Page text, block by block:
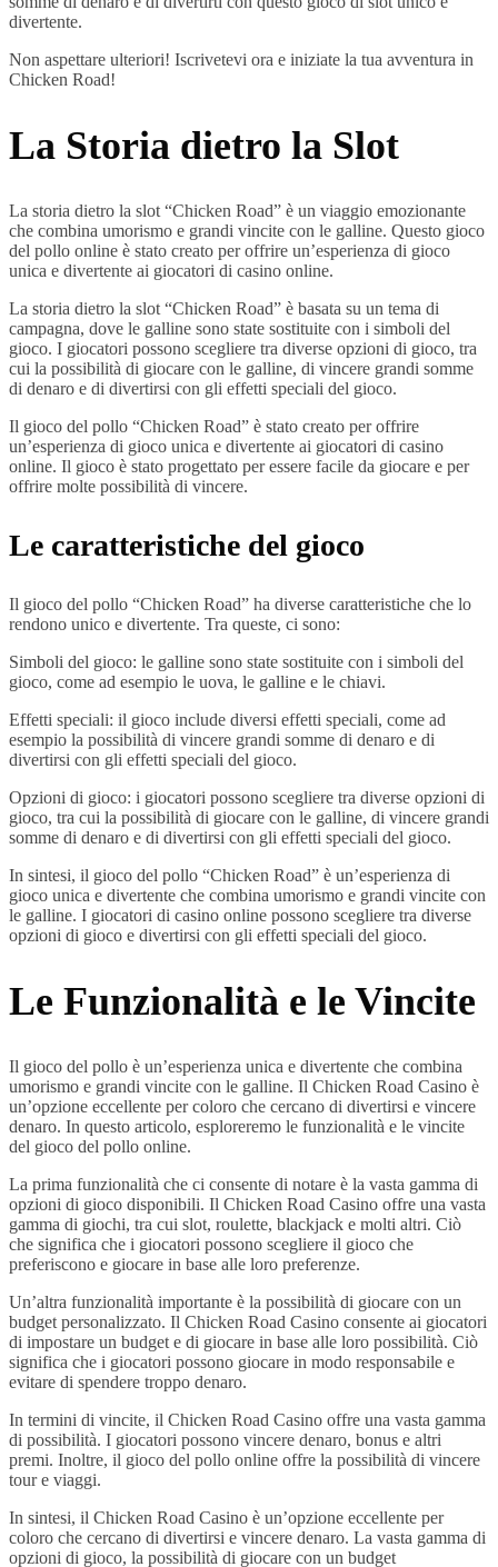
divertente.
Non aspettare ulteriori! Iscrivetevi ora e iniziate la tua avventura in
Chicken Road!
La Storia dietro la Slot
La storia dietro la slot “Chicken Road” è un viaggio emozionante
che combina umorismo e grandi vincite con le galline. Questo gioco
del pollo online è stato creato per offrire un’esperienza di gioco
unica e divertente ai giocatori di casino online.
La storia dietro la slot “Chicken Road” è basata su un tema di
campagna, dove le galline sono state sostituite con i simboli del
gioco. I giocatori possono scegliere tra diverse opzioni di gioco, tra
cui la possibilità di giocare con le galline, di vincere grandi somme
di denaro e di divertirsi con gli effetti speciali del gioco.
Il gioco del pollo “Chicken Road” è stato creato per offrire
un’esperienza di gioco unica e divertente ai giocatori di casino
online. Il gioco è stato progettato per essere facile da giocare e per
offrire molte possibilità di vincere.
Le caratteristiche del gioco
Il gioco del pollo “Chicken Road” ha diverse caratteristiche che lo
rendono unico e divertente. Tra queste, ci sono:
Simboli del gioco: le galline sono state sostituite con i simboli del
gioco, come ad esempio le uova, le galline e le chiavi.
Effetti speciali: il gioco include diversi effetti speciali, come ad
esempio la possibilità di vincere grandi somme di denaro e di
divertirsi con gli effetti speciali del gioco.
Opzioni di gioco: i giocatori possono scegliere tra diverse opzioni di
gioco, tra cui la possibilità di giocare con le galline, di vincere grandi
somme di denaro e di divertirsi con gli effetti speciali del gioco.
In sintesi, il gioco del pollo “Chicken Road” è un’esperienza di
gioco unica e divertente che combina umorismo e grandi vincite con
le galline. I giocatori di casino online possono scegliere tra diverse
opzioni di gioco e divertirsi con gli effetti speciali del gioco.
Le Funzionalità e le Vincite
Il gioco del pollo è un’esperienza unica e divertente che combina
umorismo e grandi vincite con le galline. Il Chicken Road Casino è
un’opzione eccellente per coloro che cercano di divertirsi e vincere
denaro. In questo articolo, esploreremo le funzionalità e le vincite
del gioco del pollo online.
La prima funzionalità che ci consente di notare è la vasta gamma di
opzioni di gioco disponibili. Il Chicken Road Casino offre una vasta
gamma di giochi, tra cui slot, roulette, blackjack e molti altri. Ciò
che significa che i giocatori possono scegliere il gioco che
preferiscono e giocare in base alle loro preferenze.
Un’altra funzionalità importante è la possibilità di giocare con un
budget personalizzato. Il Chicken Road Casino consente ai giocatori
di impostare un budget e di giocare in base alle loro possibilità. Ciò
significa che i giocatori possono giocare in modo responsabile e
evitare di spendere troppo denaro.
In termini di vincite, il Chicken Road Casino offre una vasta gamma
di possibilità. I giocatori possono vincere denaro, bonus e altri
premi. Inoltre, il gioco del pollo online offre la possibilità di vincere
tour e viaggi.
In sintesi, il Chicken Road Casino è un’opzione eccellente per
coloro che cercano di divertirsi e vincere denaro. La vasta gamma di
opzioni di gioco, la possibilità di giocare con un budget